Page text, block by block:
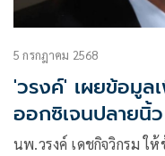
5 กรกฎาคม 2568
'วรงค์' เผยข้อมูล
ออกซิเจนปลายนิ้
แน่นอก!
นพ.วรงค์ เดชกิจวิกรม